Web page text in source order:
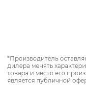
*Производитель
дилера менять
товара и место его
является публичной